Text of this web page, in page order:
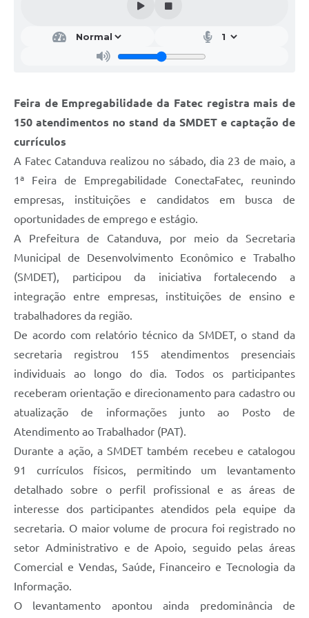
Jornal
Agenda
Diário Oficial
Editais
Feira de Empregabilidade da Fatec registra mais de
150 atendimentos no stand da SMDET e captação de
currículos
A Fatec Catanduva realizou no sábado, dia 23 de maio, a
1ª Feira de Empregabilidade ConectaFatec, reunindo
empresas, instituições e candidatos em busca de
oportunidades de emprego e estágio.
A Prefeitura de Catanduva, por meio da Secretaria
Municipal de Desenvolvimento Econômico e Trabalho
(SMDET), participou da iniciativa fortalecendo a
integração entre empresas, instituições de ensino e
trabalhadores da região.
De acordo com relatório técnico da SMDET, o stand da
secretaria registrou 155 atendimentos presenciais
individuais ao longo do dia. Todos os participantes
receberam orientação e direcionamento para cadastro ou
atualização de informações junto ao Posto de
Atendimento ao Trabalhador (PAT).
Durante a ação, a SMDET também recebeu e catalogou
91 currículos físicos, permitindo um levantamento
detalhado sobre o perfil profissional e as áreas de
interesse dos participantes atendidos pela equipe da
secretaria. O maior volume de procura foi registrado no
setor Administrativo e de Apoio, seguido pelas áreas
Comercial e Vendas, Saúde, Financeiro e Tecnologia da
Informação.
O levantamento apontou ainda predominância de